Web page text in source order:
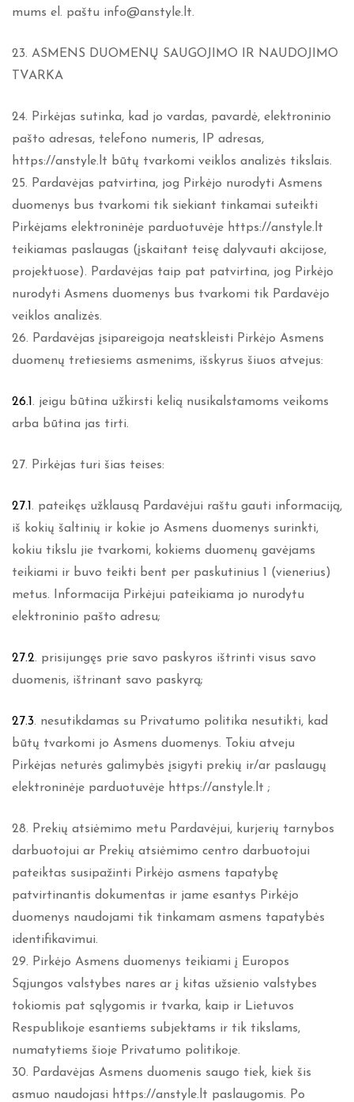
mums el. paštu info@anstyle.lt.
23. ASMENS DUOMENŲ SAUGOJIMO IR NAUDOJIMO
TVARKA
24. Pirkėjas sutinka, kad jo vardas, pavardė, elektroninio
pašto adresas, telefono numeris, IP adresas,
https://anstyle.lt būtų tvarkomi veiklos analizės tikslais.
25. Pardavėjas patvirtina, jog Pirkėjo nurodyti Asmens
duomenys bus tvarkomi tik siekiant tinkamai suteikti
Pirkėjams elektroninėje parduotuvėje https://anstyle.lt
teikiamas paslaugas (įskaitant teisę dalyvauti akcijose,
projektuose). Pardavėjas taip pat patvirtina, jog Pirkėjo
nurodyti Asmens duomenys bus tvarkomi tik Pardavėjo
veiklos analizės.
26. Pardavėjas įsipareigoja neatskleisti Pirkėjo Asmens
duomenų tretiesiems asmenims, išskyrus šiuos atvejus:
26.1. jeigu būtina užkirsti kelią nusikalstamoms veikoms
arba būtina jas tirti.
27. Pirkėjas turi šias teises:
27.1. pateikęs užklausą Pardavėjui raštu gauti informaciją,
iš kokių šaltinių ir kokie jo Asmens duomenys surinkti,
kokiu tikslu jie tvarkomi, kokiems duomenų gavėjams
teikiami ir buvo teikti bent per paskutinius 1 (vienerius)
metus. Informacija Pirkėjui pateikiama jo nurodytu
elektroninio pašto adresu;
27.2. prisijungęs prie savo paskyros ištrinti visus savo
duomenis, ištrinant savo paskyrą;
27.3. nesutikdamas su Privatumo politika nesutikti, kad
būtų tvarkomi jo Asmens duomenys. Tokiu atveju
Pirkėjas neturės galimybės įsigyti prekių ir/ar paslaugų
elektroninėje parduotuvėje https://anstyle.lt ;
28. Prekių atsiėmimo metu Pardavėjui, kurjerių tarnybos
darbuotojui ar Prekių atsiėmimo centro darbuotojui
pateiktas susipažinti Pirkėjo asmens tapatybę
patvirtinantis dokumentas ir jame esantys Pirkėjo
duomenys naudojami tik tinkamam asmens tapatybės
identifikavimui.
29. Pirkėjo Asmens duomenys teikiami į Europos
Sąjungos valstybes nares ar į kitas užsienio valstybes
tokiomis pat sąlygomis ir tvarka, kaip ir Lietuvos
Respublikoje esantiems subjektams ir tik tikslams,
numatytiems šioje Privatumo politikoje.
30. Pardavėjas Asmens duomenis saugo tiek, kiek šis
asmuo naudojasi https://anstyle.lt paslaugomis. Po